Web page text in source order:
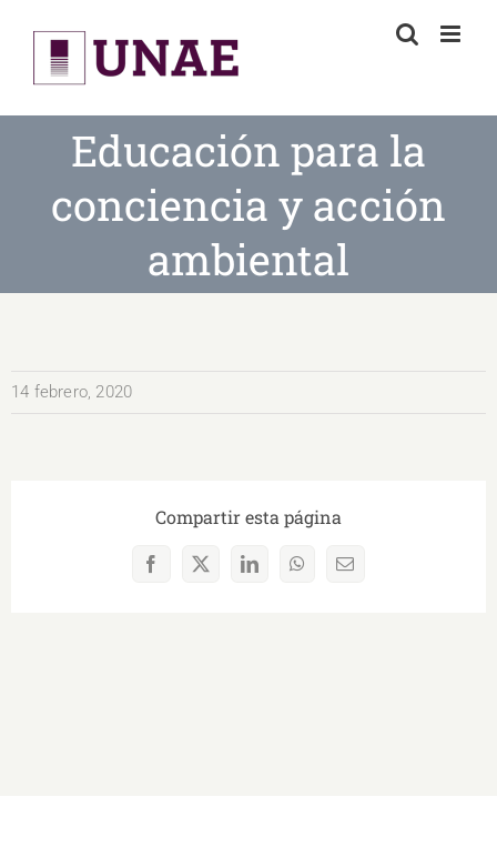
content
Educación para la
conciencia y acción
ambiental
14 febrero, 2020
Compartir esta página
Facebook
X LinkedInWhatsAppCorreo